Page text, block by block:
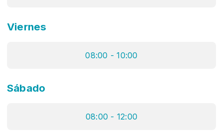
Viernes
08:00 - 10:00
Sábado
08:00 - 12:00